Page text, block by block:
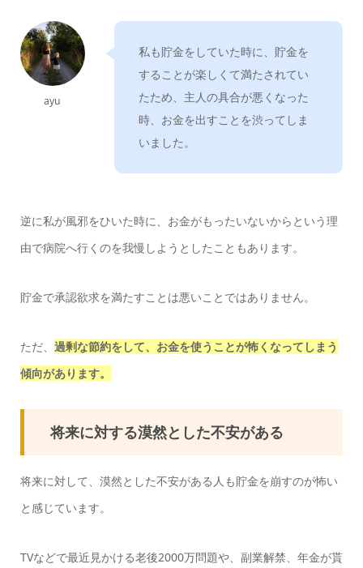
ayu
私も貯金をしていた時に、貯金を
することが楽しくて満たされてい
たため、主人の具合が悪くなった
時、お金を出すことを渋ってしま
いました。
逆に私が風邪をひいた時に、お金がもったいないからという理
由で病院へ行くのを我慢しようとしたこともあります。
貯金で承認欲求を満たすことは悪いことではありません。
ただ、 過剰な節約をして、お金を使うことが怖くなってしまう
傾向があります。
将来に対する漠然とした不安がある
将来に対して、漠然とした不安がある人も貯金を崩すのが怖い
と感じています。
TVなどで最近見かける老後2000万問題や、副業解禁、年金が貰